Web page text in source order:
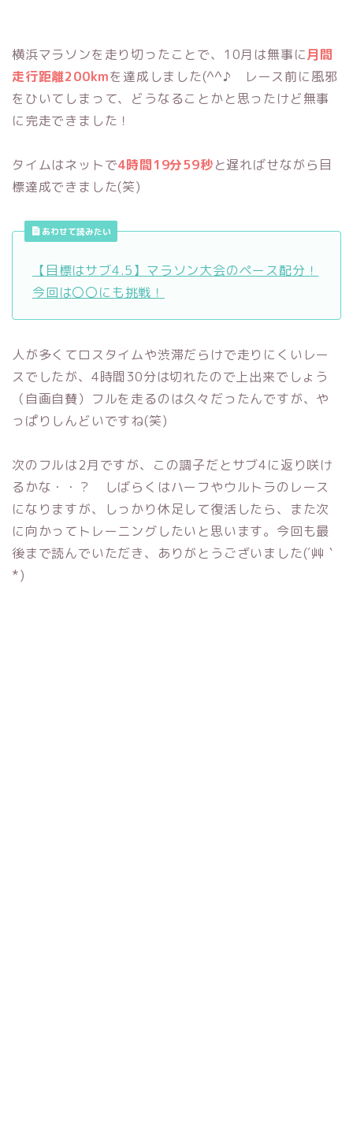
横浜マラソンを走り切ったことで、10月は無事に月間
走行距離200kmを達成しました(^^♪ レース前に風邪
をひいてしまって、どうなることかと思ったけど無事
に完走できました！
タイムはネットで4時間19分59秒と遅ればせながら目
標達成できました(笑)
あわせて読みたい
【目標はサブ4.5】マラソン大会のペース配分！
今回は〇〇にも挑戦！
人が多くてロスタイムや渋滞だらけで走りにくいレー
スでしたが、4時間30分は切れたので上出来でしょう
（自画自賛）フルを走るのは久々だったんですが、や
っぱりしんどいですね(笑)
次のフルは2月ですが、この調子だとサブ4に返り咲け
るかな・・？ しばらくはハーフやウルトラのレース
になりますが、しっかり休足して復活したら、また次
に向かってトレーニングしたいと思います。今回も最
後まで読んでいただき、ありがとうございました(´艸｀
*)